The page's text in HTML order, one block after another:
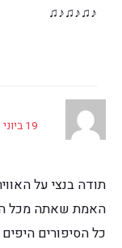
♪♫♪♫♪♫
19 ביוני 2026 ב 11:53
תודה בנצי על
האמת שאתה מכל
כל הסיפורים